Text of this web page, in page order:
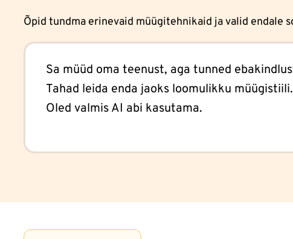
Õpid tundma erinevaid müügitehnikaid ja valid endale
Sa müüd oma teenust, aga tunned
Tahad leida enda jaoks loomulikku müügistiili.
Oled valmis AI abi kasutama.